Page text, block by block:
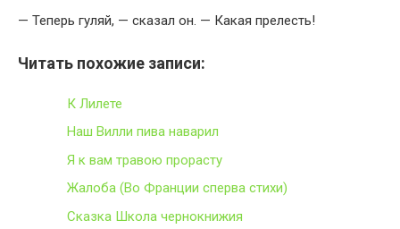
— Теперь гуляй, — сказал он. — Какая прелесть!
Читать похожие записи:
К Лилете
Наш Вилли пива наварил
Я к вам травою прорасту
Жалоба (Во Франции сперва стихи)
Сказка Школа чернокнижия